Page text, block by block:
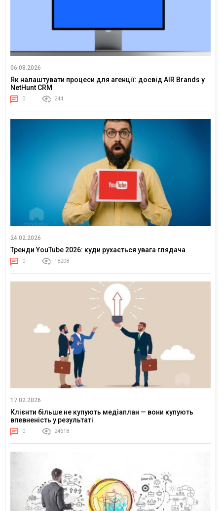
06.08.2026
Як налаштувати процеси для агенції: досвід AIR Brands у
NetHunt CRM
0 244
24.02.2026
Тренди YouTube 2026: куди рухається увага глядача
0 18208
17.02.2026
Клієнти більше не купують медіаплан — вони купують
впевненість у результаті
0 24618